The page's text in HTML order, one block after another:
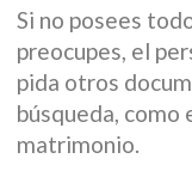
Si no posees
preocupes, el
pida otros
búsqueda, como
matrimonio.